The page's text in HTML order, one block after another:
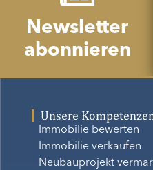
Newsletter
abonnieren
Unsere
Immobilie bewerten
Immobilie verkaufen
Neubauprojekt